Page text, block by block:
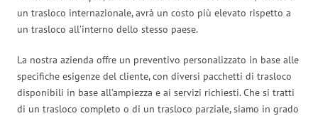
un trasloco internazionale, avrà un costo più elevato rispetto a
un trasloco all’interno dello stesso paese.
La nostra azienda offre un preventivo personalizzato in base alle
specifiche esigenze del cliente, con diversi pacchetti di trasloco
disponibili in base all’ampiezza e ai servizi richiesti. Che si tratti
di un trasloco completo o di un trasloco parziale, siamo in grado